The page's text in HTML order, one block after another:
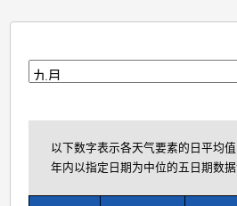
月
以下数字表示各天气要素的日平均
年内以指定日期为中位的五日期数据